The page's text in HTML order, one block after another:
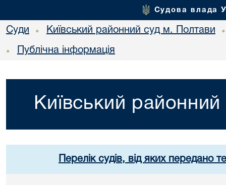
Судова влада
Суди • Київський районний суд м. Полтави •
• Публічна інформація
Київський
Перелік судів, від яких передано